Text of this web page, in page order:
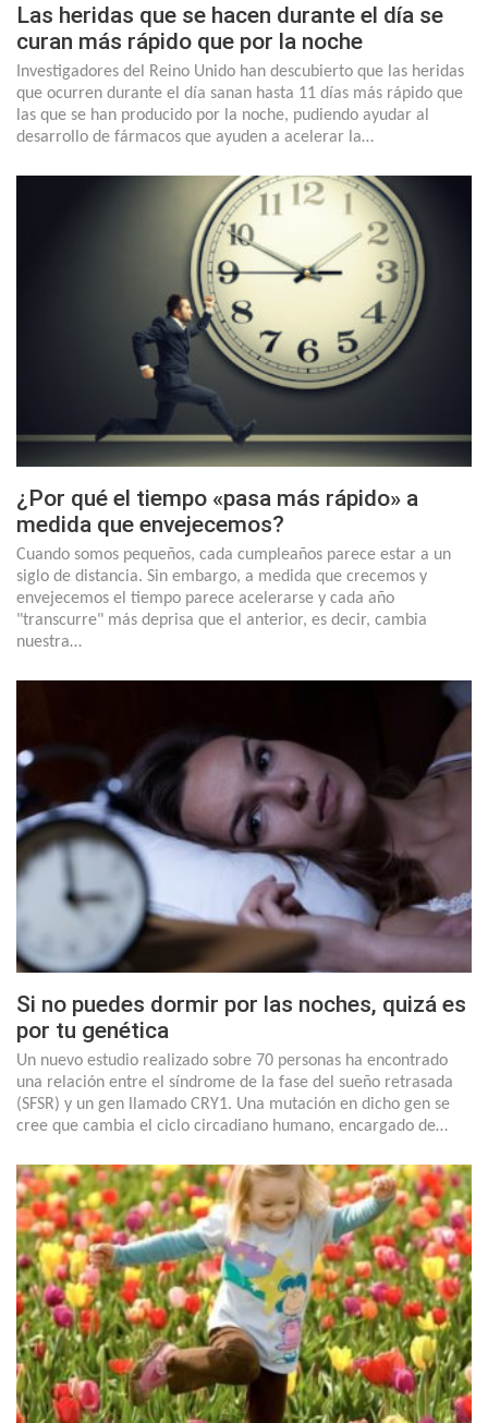
Las heridas que se hacen durante el día se
curan más rápido que por la noche
Investigadores del Reino Unido han descubierto que las heridas
que ocurren durante el día sanan hasta 11 días más rápido que
las que se han producido por la noche, pudiendo ayudar al
desarrollo de fármacos que ayuden a acelerar la…
¿Por qué el tiempo «pasa más rápido» a
medida que envejecemos?
Cuando somos pequeños, cada cumpleaños parece estar a un
siglo de distancia. Sin embargo, a medida que crecemos y
envejecemos el tiempo parece acelerarse y cada año
"transcurre" más deprisa que el anterior, es decir, cambia
nuestra…
Si no puedes dormir por las noches, quizá es
por tu genética
Un nuevo estudio realizado sobre 70 personas ha encontrado
una relación entre el síndrome de la fase del sueño retrasada
(SFSR) y un gen llamado CRY1. Una mutación en dicho gen se
cree que cambia el ciclo circadiano humano, encargado de…